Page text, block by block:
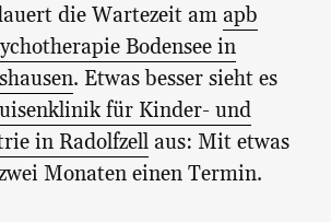
die Wartezeit am apb
Bodensee in
. Etwas besser sieht es
für Kinder- und
in Radolfzell aus: Mit etwas
Monaten einen Termin.